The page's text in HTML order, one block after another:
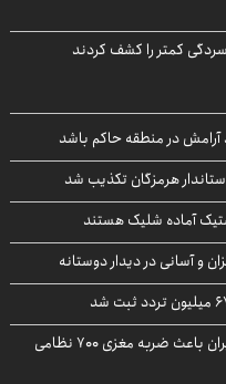
کمتر را کشف کردند
در منطقه حاکم باشد
هرمزگان تکذیب شد
آماده شلیک هستند
و آسانی در دیدار دوستانه
آسوشیتدپرس افشا کرد: حملات سنگین ایران باعث ضربه مغزی ۷۰۰ نظامی